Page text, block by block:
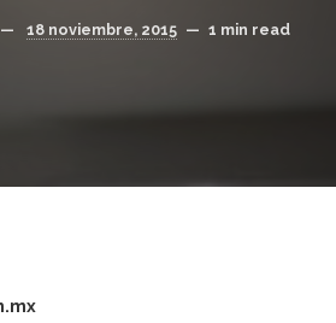
— 18 noviembre, 2015 — 1 min read